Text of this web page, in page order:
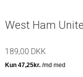
West Ham
189,00 DKK